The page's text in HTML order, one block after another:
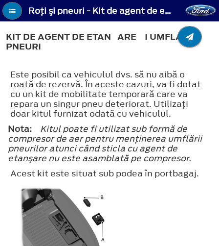
Roţi şi pneuri - Kit de agent de etanșare și umflare pneuri
KIT DE AGENT DE ETANȘARE ȘI UMFLARE
PNEURI
Este posibil ca vehiculul dvs. să nu aibă o
roată de rezervă. În aceste cazuri, va fi dotat
cu un kit de mobilitate temporară care va
repara un singur pneu deteriorat. Utilizaţi
doar kitul furnizat odată cu vehiculul.
Nota:
Kitul poate fi utilizat sub formă de
compresor de aer pentru menţinerea umflării
pneurilor atunci când sticla cu agent de
etanşare nu este asamblată pe compresor.
Acest kit este situat sub podea în portbagaj.